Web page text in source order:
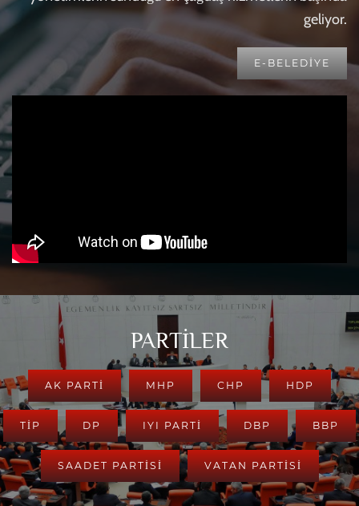
geliyor.
E-BELEDIYE
PARTİLER
AK PARTI MHP CHP HDP
TİP DP IYI PARTİ DBP BBP
SAADET PARTİSİ VATAN PARTİSİ